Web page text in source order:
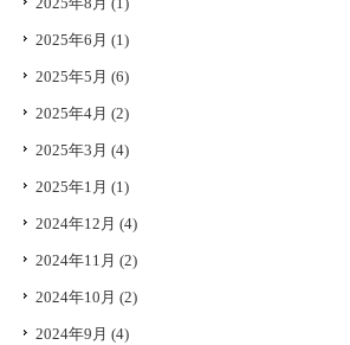
2025年6月 (1)
2025年5月 (6)
2025年4月 (2)
2025年3月 (4)
2025年1月 (1)
2024年12月 (4)
2024年11月 (2)
2024年10月 (2)
2024年9月 (4)